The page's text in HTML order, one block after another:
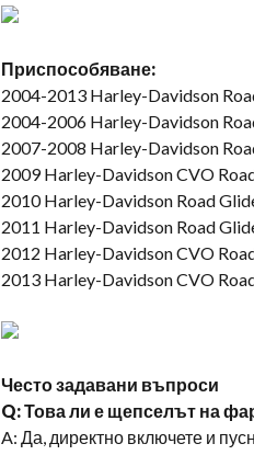
Приспособяване:
2004-2013 Harley-Davidson
2004-2006 Harley-Davidson
2007-2008 Harley-Davidson
2009 Harley-Davidson CVO
2010 Harley-Davidson Road
2011 Harley-Davidson Road
2012 Harley-Davidson CVO
2013 Harley-Davidson CVO
Често задавани въпроси
Q: Това ли е щепселът на
A: Да, директно включете и